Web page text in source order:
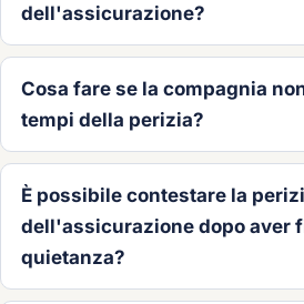
dell'assicurazione?
Cosa fare se la compagnia
tempi della perizia?
È possibile contestare la
dell'assicurazione dopo aver
quietanza?